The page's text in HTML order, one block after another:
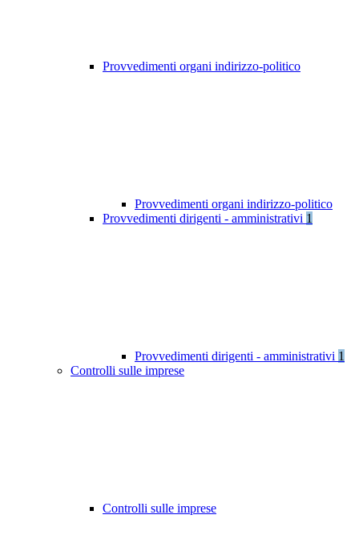
Provvedimenti organi indirizzo-politico
Provvedimenti organi indirizzo-politico
Provvedimenti dirigenti - amministrativi 1
Provvedimenti dirigenti - amministrativi 1
Controlli sulle imprese
Controlli sulle imprese